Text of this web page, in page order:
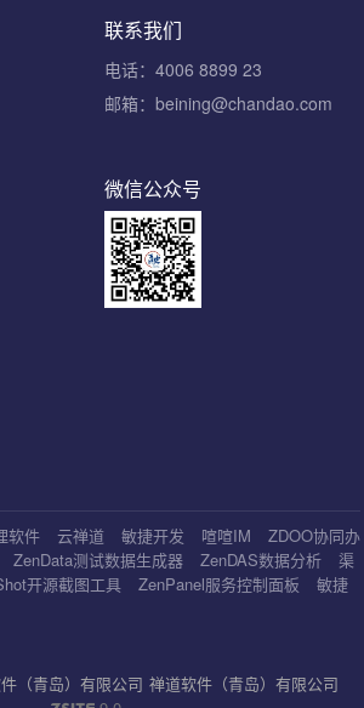
联系我们
电话：4006 8899 23
邮箱：beining@chandao.com
微信公众号
软件 云禅道 敏捷开发 喧喧IM
ZDOO协同办
ZenData测试数据生成器 ZenDAS数据分析
渠
开源截图工具 ZenPanel服务控制面板
敏捷
（青岛）有限公司 禅道软件（青岛）有限公司